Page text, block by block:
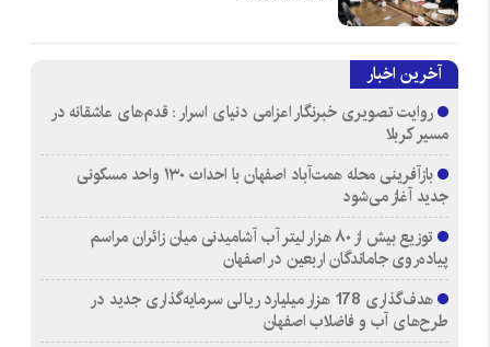
آخرین اخبار
روایت تصویری خبرنگار اعزامی دنیای اسرار : قدم‌های عاشقانه در
مسیر کربلا
بازآفرینی محله همت‌آباد اصفهان با احداث ۱۳۰ واحد مسکونی
جدید آغاز می‌شود
توزیع بیش از ۸۰ هزار لیتر آب آشامیدنی میان زائران مراسم
پیاده‌روی جاماندگان اربعین در اصفهان
هدف‌گذاری 178 هزار میلیارد ریالی سرمایه‌گذاری جدید در
طرح‌های آب و فاضلاب اصفهان